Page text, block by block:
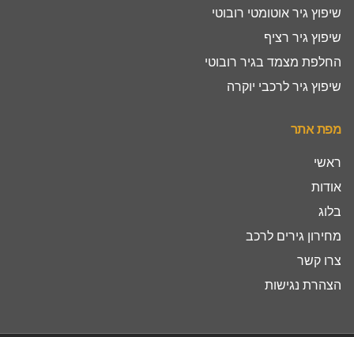
שיפוץ גיר אוטומטי רובוטי
שיפוץ גיר רציף
החלפת מצמד בגיר רובוטי
שיפוץ גיר לרכבי יוקרה
מפת אתר
ראשי
אודות
בלוג
מחירון גירים לרכב
צרו קשר
הצהרת נגישות